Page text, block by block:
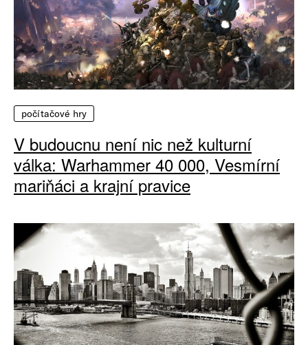
počítačové hry
V budoucnu není nic než kulturní
válka: Warhammer 40 000, Vesmírní
mariňáci a krajní pravice